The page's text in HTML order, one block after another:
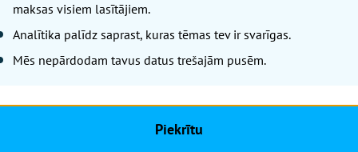
maksas visiem lasītājiem.
Analītika palīdz saprast, kuras tēmas tev ir svarīgas.
Mēs nepārdodam tavus datus trešajām pusēm.
Piekrītu